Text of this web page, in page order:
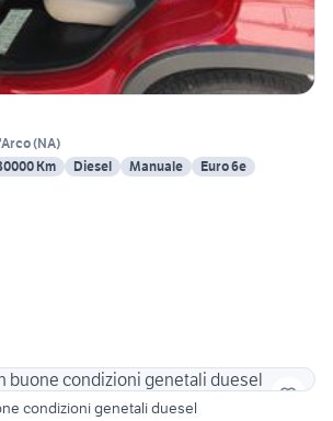
(NA)
Km Diesel Manuale Euro 6e
condizioni genetali duesel